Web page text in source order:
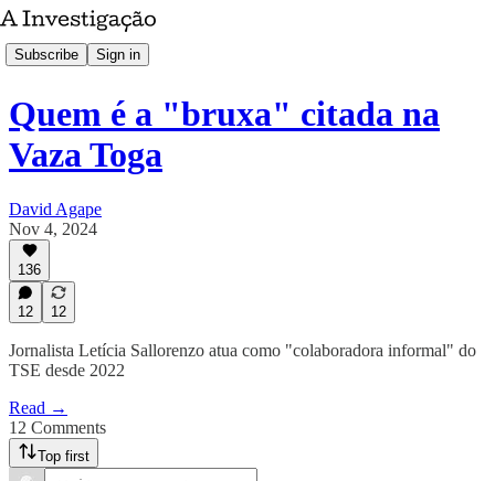
Subscribe Sign in
Quem é a "bruxa" citada na
Vaza Toga
David Agape
Nov 4, 2024
136
12 12
Jornalista Letícia Sallorenzo atua como "colaboradora informal" do
TSE desde 2022
Read →
12 Comments
Top first